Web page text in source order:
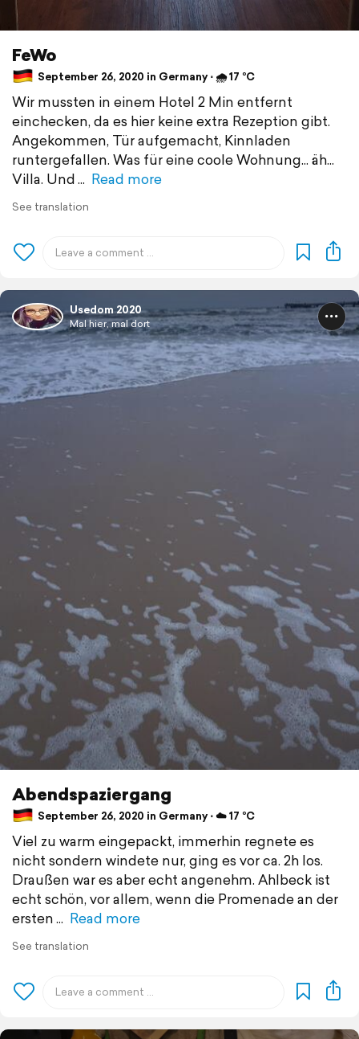
FeWo
September 26, 2020 in Germany ⋅ 🌧 17 °C
Wir mussten in einem Hotel 2 Min entfernt
einchecken, da es hier keine extra Rezeption gibt.
Angekommen, Tür aufgemacht, Kinnladen
runtergefallen. Was für eine coole Wohnung... äh...
Villa. Und
Read more
See translation
Usedom 2020
Mal hier, mal dort
Abendspaziergang
September 26, 2020 in Germany ⋅ ☁️ 17 °C
Viel zu warm eingepackt, immerhin regnete es
nicht sondern windete nur, ging es vor ca. 2h los.
Draußen war es aber echt angenehm. Ahlbeck ist
echt schön, vor allem, wenn die Promenade an der
ersten
Read more
See translation